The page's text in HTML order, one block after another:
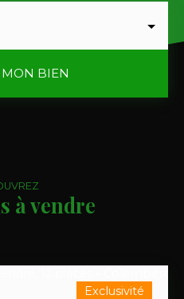
MON BIEN
à vendre
Exclusivité